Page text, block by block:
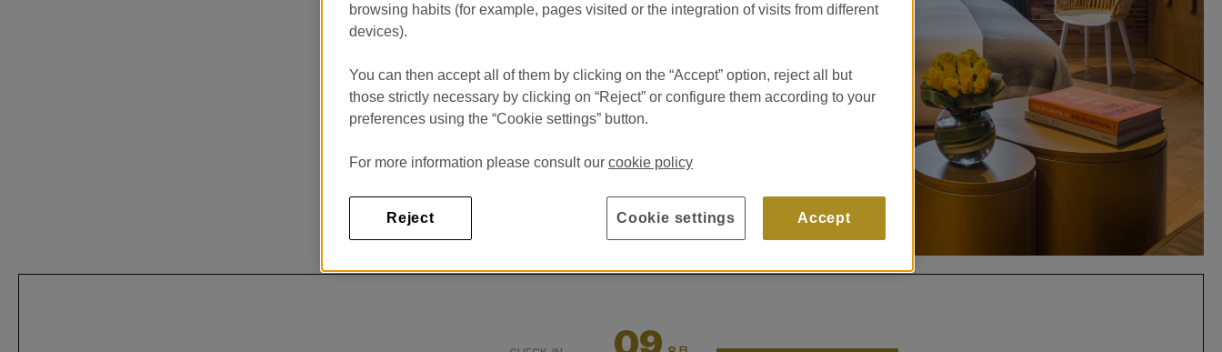
…
browsing habits (for example, pages visited or the integration of visits from different
devices).
You can then accept all of them by clicking on the “Accept” option, reject all but
those strictly necessary by clicking on “Reject” or configure them according to your
preferences using the “Cookie settings” button.
For more information please consult our cookie policy
Reject Accept
Cookie settings